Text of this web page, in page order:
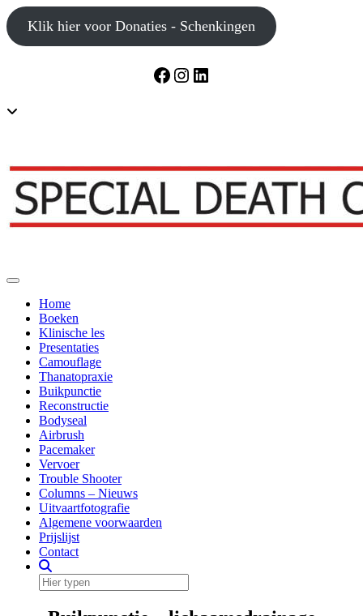
Doorgaan
naar
inhoud
Klik hier voor Donaties - Schenkingen
Facebook
Instagram
LinkedIn
Toggle navigatie
Home
Boeken
Klinische les
Presentaties
Camouflage
Thanatopraxie
Buikpunctie
Reconstructie
Bodyseal
Airbrush
Pacemaker
Vervoer
Trouble Shooter
Columns – Nieuws
Uitvaartfotografie
Algemene voorwaarden
Prijslijst
Contact